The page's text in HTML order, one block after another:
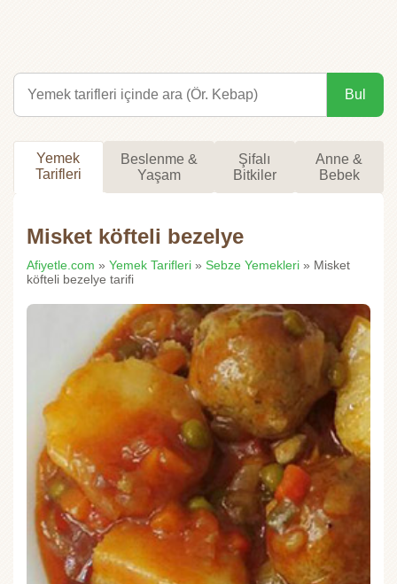
Bul
Yemek
Tarifleri
Beslenme &
Yaşam
Şifalı
Bitkiler
Anne &
Bebek
Misket köfteli bezelye
Afiyetle.com » Yemek Tarifleri » Sebze Yemekleri » Misket
köfteli bezelye tarifi